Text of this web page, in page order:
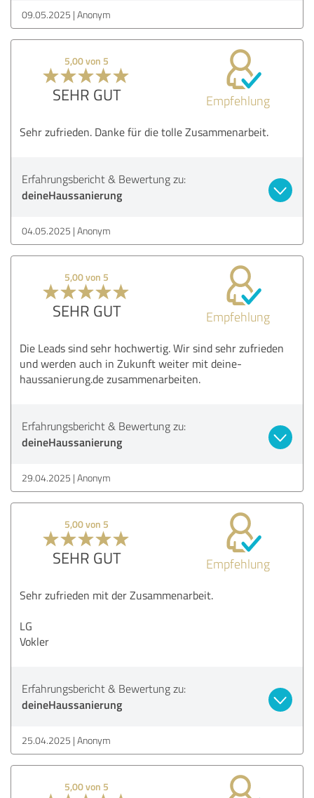
09.05.2025 Anonym
5,00 von 5
SEHR GUT Empfehlung
Sehr zufrieden. Danke für die tolle Zusammenarbeit.
Erfahrungsbericht & Bewertung zu:
deineHaussanierung
04.05.2025 Anonym
5,00 von 5
SEHR GUT Empfehlung
Die Leads sind sehr hochwertig. Wir sind sehr zufrieden
und werden auch in Zukunft weiter mit deine-
haussanierung.de zusammenarbeiten.
Erfahrungsbericht & Bewertung zu:
deineHaussanierung
29.04.2025 Anonym
5,00 von 5
SEHR GUT Empfehlung
Sehr zufrieden mit der Zusammenarbeit.
LG
Vokler
Erfahrungsbericht & Bewertung zu:
deineHaussanierung
25.04.2025 Anonym
5,00 von 5